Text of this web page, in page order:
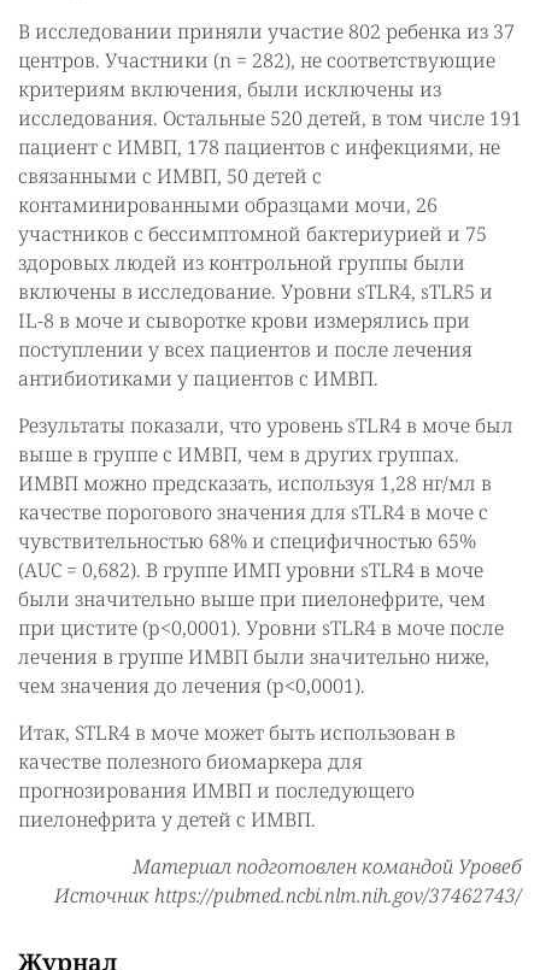
В исследовании приняли участие 802 ребенка из 37
центров. Участники (n = 282), не соответствующие
критериям включения, были исключены из
исследования. Остальные 520 детей, в том числе 191
пациент с ИМВП, 178 пациентов с инфекциями, не
связанными с ИМВП, 50 детей с
контаминированными образцами мочи, 26
участников с бессимптомной бактериурией и 75
здоровых людей из контрольной группы были
включены в исследование. Уровни sTLR4, sTLR5 и
IL-8 в моче и сыворотке крови измерялись при
поступлении у всех пациентов и после лечения
антибиотиками у пациентов с ИМВП.
Результаты показали, что уровень sTLR4 в моче был
выше в группе с ИМВП, чем в других группах.
ИМВП можно предсказать, используя 1,28 нг/мл в
качестве порогового значения для sTLR4 в моче с
чувствительностью 68% и специфичностью 65%
(AUC = 0,682). В группе ИМП уровни sTLR4 в моче
были значительно выше при пиелонефрите, чем
при цистите (p<0,0001). Уровни sTLR4 в моче после
лечения в группе ИМВП были значительно ниже,
чем значения до лечения (p<0,0001).
Итак, STLR4 в моче может быть использован в
качестве полезного биомаркера для
прогнозирования ИМВП и последующего
пиелонефрита у детей с ИМВП.
Материал подготовлен командой Уровеб
Источник https://pubmed.ncbi.nlm.nih.gov/37462743/
Журнал